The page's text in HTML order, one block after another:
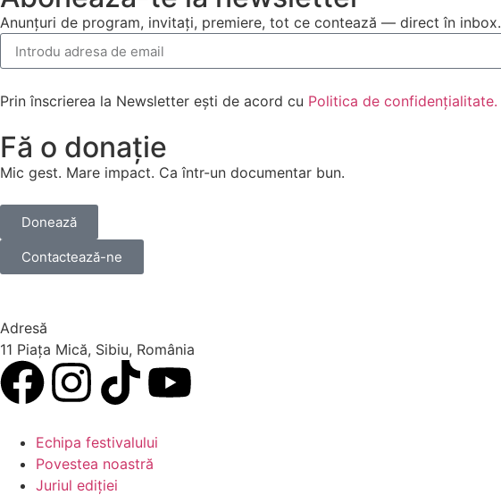
Anunțuri de program, invitați, premiere, tot ce contează — direct în inbox.
Prin înscrierea la Newsletter ești de acord cu Politica de confidențialitate.
Fă o donație
Mic gest. Mare impact. Ca într-un documentar bun.
Donează
Contactează-ne
Adresă
11 Piața Mică, Sibiu, România
Echipa festivalului
Povestea noastră
Juriul ediției